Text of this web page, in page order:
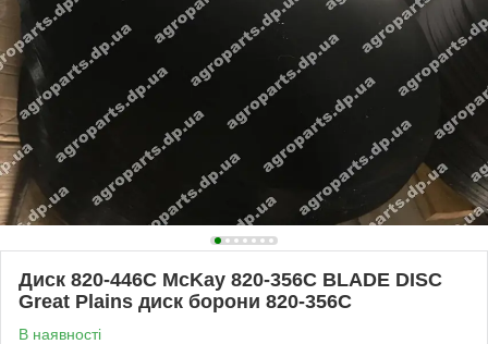
Диск 820-446C McKay 820-356C BLADE DISC
Great Plains диск борони 820-356С
В наявності